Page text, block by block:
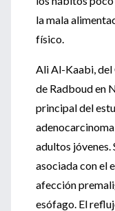
la mala
físico.
Ali Al-Kaabi,
de Radboud en
principal del
adultos jóvenes.
asociada con el
afección
esófago. El